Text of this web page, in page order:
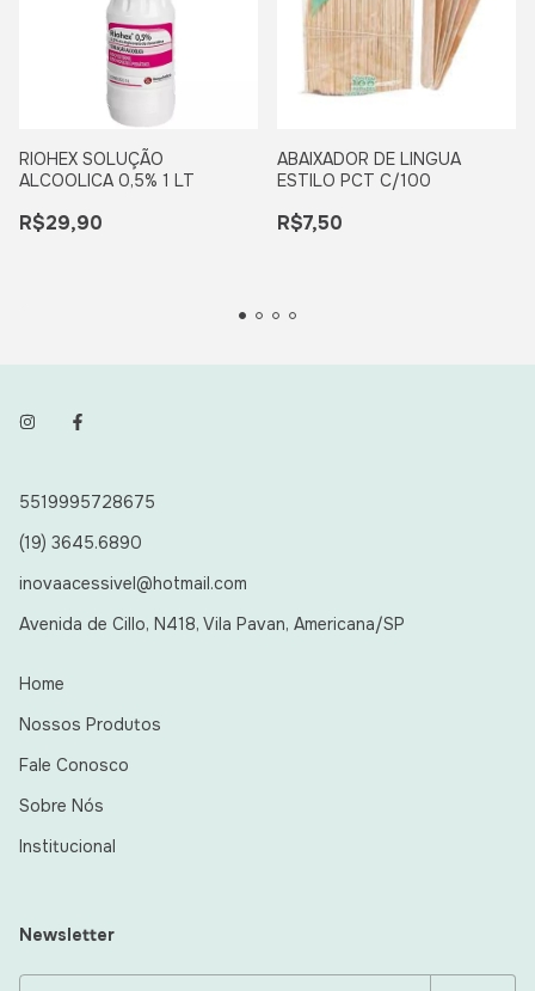
RIOHEX SOLUÇÃO
ALCOOLICA 0,5% 1 LT
R$29,90
ABAIXADOR DE LINGUA
ESTILO PCT C/100
R$7,50
5519995728675
(19) 3645.6890
inovaacessivel@hotmail.com
Avenida de Cillo, N418, Vila Pavan, Americana/SP
Home
Nossos Produtos
Fale Conosco
Sobre Nós
Institucional
Newsletter